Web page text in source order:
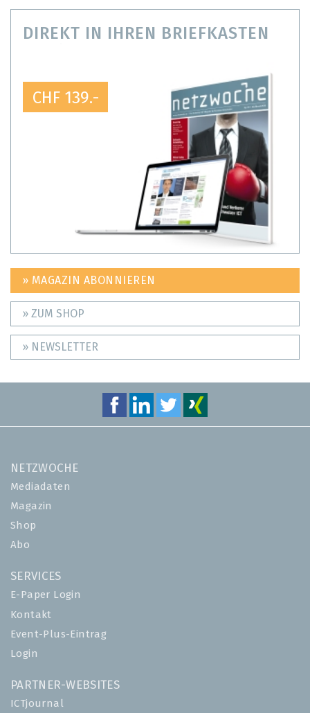
DIREKT IN IHREN BRIEFKASTEN
CHF 139.-
» MAGAZIN ABONNIEREN
» ZUM SHOP
» NEWSLETTER
NETZWOCHE
Mediadaten
Magazin
Shop
Abo
SERVICES
E-Paper Login
Kontakt
Event-Plus-Eintrag
Login
PARTNER-WEBSITES
ICTjournal